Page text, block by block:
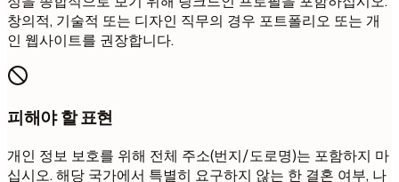
창의적, 기술적 또는 디자인 직무의 경우 포트폴리오 또는 개
인 웹사이트를 권장합니다.
피해야 할 표현
개인 정보 보호를 위해 전체 주소(번지/도로명)는 포함하지 마
십시오. 해당 국가에서 특별히 요구하지 않는 한 결혼 여부, 나